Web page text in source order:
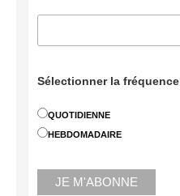
Sélectionner la fréquence
QUOTIDIENNE
HEBDOMADAIRE